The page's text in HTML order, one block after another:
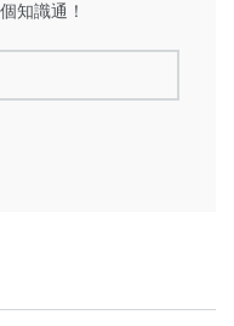
知識通！